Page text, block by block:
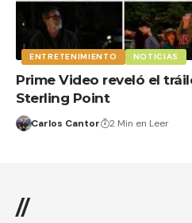
ENTRETENIMIENTO NOTICIAS
Prime Video reveló el
Sterling Point
Carlos Cantor 2 Min en Leer
//